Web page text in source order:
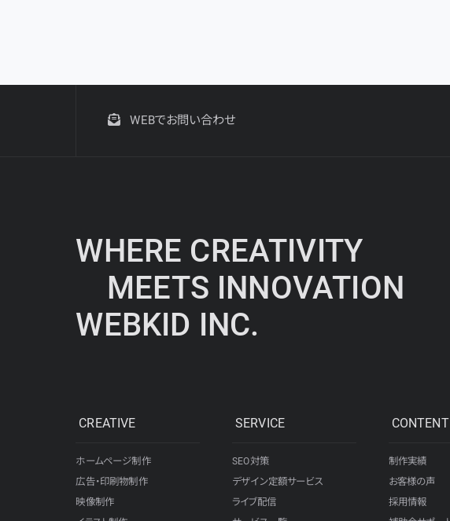
WEBでお問い合わせ
WHERE CREATIVITY
MEETS INNOVATION
WEBKID INC.
CREATIVE
ホームページ制作
広告・印刷物制作
映像制作
SERVICE
SEO対策
デザイン定額サービス
ライブ配信
CONTENT
制作実績
お客様の声
採用情報